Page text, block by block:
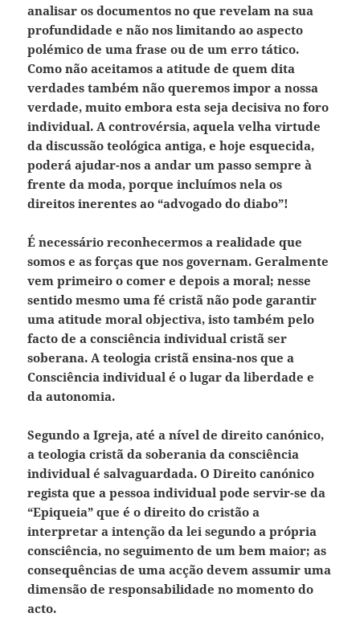
analisar os documentos no que revelam na sua
profundidade e não nos limitando ao aspecto
polémico de uma frase ou de um erro tático.
Como não aceitamos a atitude de quem dita
verdades também não queremos impor a nossa
verdade, muito embora esta seja decisiva no foro
individual. A controvérsia, aquela velha virtude
da discussão teológica antiga, e hoje esquecida,
poderá ajudar-nos a andar um passo sempre à
frente da moda, porque incluímos nela os
direitos inerentes ao “advogado do diabo”!
É necessário reconhecermos a realidade que
somos e as forças que nos governam. Geralmente
vem primeiro o comer e depois a moral; nesse
sentido mesmo uma fé cristã não pode garantir
uma atitude moral objectiva, isto também pelo
facto de a consciência individual cristã ser
soberana. A teologia cristã ensina-nos que a
Consciência individual é o lugar da liberdade e
da autonomia.
Segundo a Igreja, até a nível de direito canónico,
a teologia cristã da soberania da consciência
individual é salvaguardada. O Direito canónico
regista que a pessoa individual pode servir-se da
“Epiqueia” que é o direito do cristão a
interpretar a intenção da lei segundo a própria
consciência, no seguimento de um bem maior; as
consequências de uma acção devem assumir uma
dimensão de responsabilidade no momento do
acto.